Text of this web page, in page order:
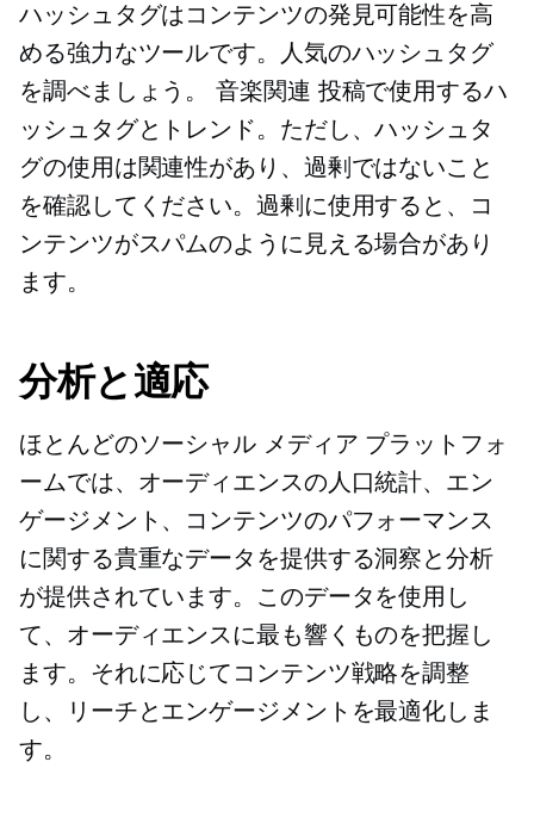
ハッシュタグはコンテンツの発見可能性を高
める強力なツールです。人気のハッシュタグ
を調べましょう。音楽関連 投稿で使用するハ
ッシュタグとトレンド。ただし、ハッシュタ
グの使用は関連性があり、過剰ではないこと
を確認してください。過剰に使用すると、コ
ンテンツがスパムのように見える場合があり
ます。
分析と適応
ほとんどのソーシャル メディア プラットフォ
ームでは、オーディエンスの人口統計、エン
ゲージメント、コンテンツのパフォーマンス
に関する貴重なデータを提供する洞察と分析
が提供されています。このデータを使用し
て、オーディエンスに最も響くものを把握し
ます。それに応じてコンテンツ戦略を調整
し、リーチとエンゲージメントを最適化しま
す。